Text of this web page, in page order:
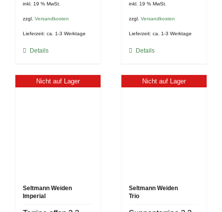
inkl. 19 % MwSt.
zzgl. Versandkosten
Lieferzeit: ca. 1-3 Werktage
Details
inkl. 19 % MwSt.
zzgl.Versandkosten
Lieferzeit:ca. 1-3 Werktage
Details
Nicht auf Lager
Seltmann Weiden
Imperial
Nicht auf Lager
Seltmann Weiden
Trio